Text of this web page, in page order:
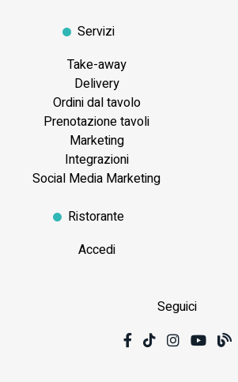
Servizi
Take-away
Delivery
Ordini dal tavolo
Prenotazione tavoli
Marketing
Integrazioni
Social Media Marketing
Ristorante
Accedi
Seguici